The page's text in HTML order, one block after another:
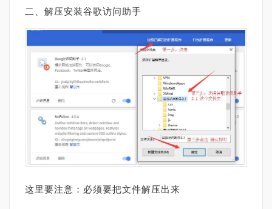
二、解压安装谷歌访问助手
这里要注意：必须要把文件解压出来